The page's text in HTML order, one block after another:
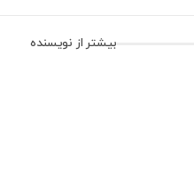
بیشتر از نویسنده